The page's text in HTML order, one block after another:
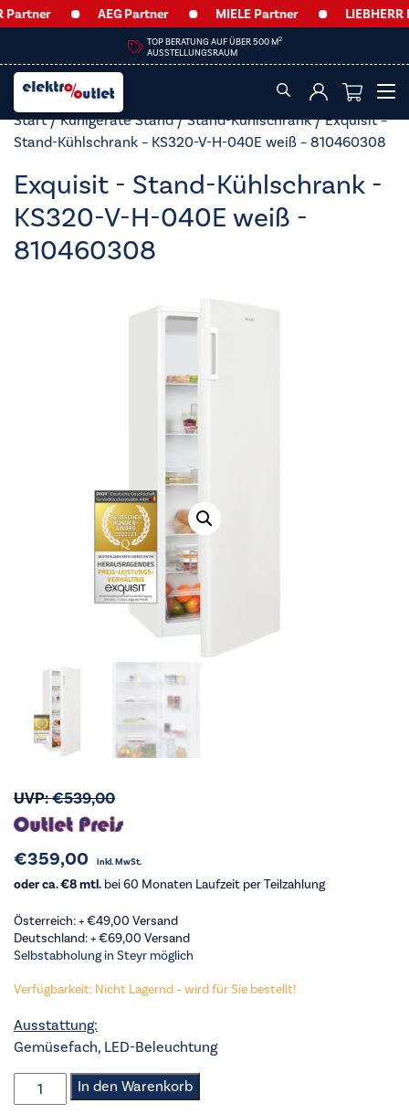
AEG Partner MIELE Partner LIEBHERR
TOP BERATUNG AUF ÜBER 500 M2
AUSSTELLUNGSRAUM
Start/Kühlgeräte Stand/Stand-Kühlschrank/ Exquisit –
Stand-Kühlschrank – KS320-V-H-040E weiß – 810460308
Exquisit - Stand-Kühlschrank -
KS320-V-H-040E weiß -
810460308
UVP:€539,00
€359,00 inkl. MwSt.
oder ca. €8 mtl. bei 60 Monaten Laufzeit per Teilzahlung
Österreich: +€49,00 Versand
Deutschland: +€69,00 Versand
Selbstabholung in Steyr möglich
Verfügbarkeit: Nicht Lagernd – wird für Sie bestellt!
Ausstattung:
Gemüsefach, LED-Beleuchtung
Exquisit
-
In den Warenkorb